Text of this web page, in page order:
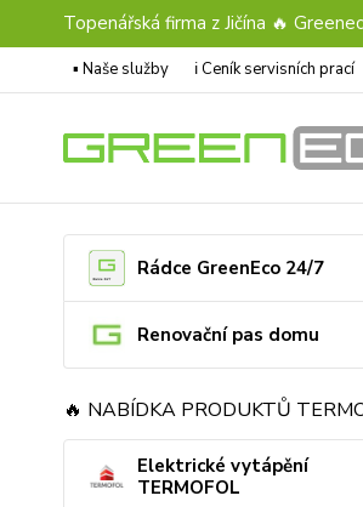
Topenářská firma z Jičína 🔥
▪️ Naše služby ℹ︎ Ceník servisních prací
Rádce GreenEco 24/7
Renovační pas domu
🔥 NABÍDKA PRODUKTŮ
Elektrické vytápění
TERMOFOL